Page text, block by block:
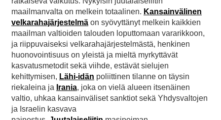
maailmanvalta on melkein totaalinen. Kansainvälinen
velkarahajärjestelmä on syövyttänyt melkein kaikkien
maailman valtioiden talouden loputtomaan vararikkoon,
ja riippuvaiseksi velkarahajärjestelmästä, henkinen
huonovointisuus on yleistä ja mieltä myrkyttävät
kasvatusmetodit sekä viihde, estävät sielujen
kehittymisen, Lähi-idän poliittinen tilanne on täysin
riekaleina ja Irania, joka on vielä alueen itsenäinen
valtio, uhkaa kansainväliset sanktiot sekä Yhdysvaltojen
ja Israelin kasvava